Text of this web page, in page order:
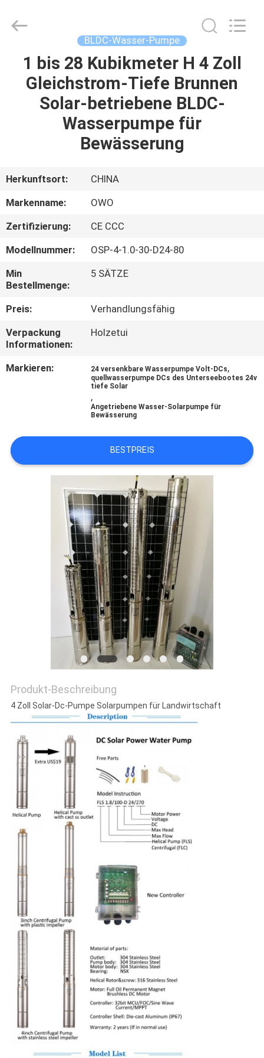
STARTSEITE
PRODUKTE
ÜBER
UNS
FABRIK
TOUR
QUALITÄTSKONTROLLE
KONTAKT
NACHRICHTEN
REFERENZEN
SITEMAP
DATENSCHUTZRICHTLINIE
Motor
Technology
Reserved.
BLDC-Wasser-Pumpe
1 bis 28 Kubikmeter H 4 Zoll
Gleichstrom-Tiefe Brunnen
Solar-betriebene BLDC-
Wasserpumpe für
Bewässerung
Herkunftsort:
CHINA
Markenname:
OWO
Zertifizierung:
CE CCC
Modellnummer:
OSP-4-1.0-30-D24-80
Min
Bestellmenge:
5 SÄTZE
Preis:
Verhandlungsfähig
Verpackung
Informationen:
Holzetui
Markieren: 24 versenkbare Wasserpumpe Volt-DCs,
quellwasserpumpe DCs des Unterseebootes 24v
tiefe Solar
,
Angetriebene Wasser-Solarpumpe für
Bewässerung
BESTPREIS
Produkt-Beschreibung
4 Zoll Solar-Dc-Pumpe Solarpumpen für Landwirtschaft